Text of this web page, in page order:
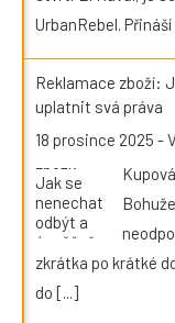
UrbanRebel.
Reklamace zboží:
uplatnit svá práva
18 prosince 2025 -
zkrátka po krátké
do [...]